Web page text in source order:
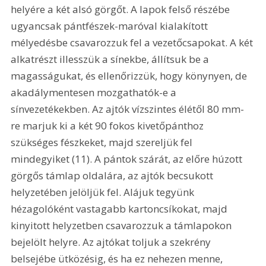
helyére a két alsó görgőt. A lapok felső részébe
ugyancsak pántfészek-maróval kialakított
mélyedésbe csavarozzuk fel a vezetőcsapokat. A két
alkatrészt illesszük a sínekbe, állítsuk be a
magasságukat, és ellenőrizzük, hogy könynyen, de
akadálymentesen mozgathatók-e a
sínvezetékekben. Az ajtók vízszintes élétől 80 mm-
re marjuk ki a két 90 fokos kivetőpánthoz
szükséges fészkeket, majd szereljük fel
mindegyiket (11). A pántok szárát, az előre húzott
görgős támlap oldalára, az ajtók becsukott
helyzetében jelöljük fel. Alájuk tegyünk
hézagolóként vastagabb kartoncsíkokat, majd
kinyitott helyzetben csavarozzuk a támlapokon
bejelölt helyre. Az ajtókat toljuk a szekrény
belsejébe ütközésig, és ha ez nehezen menne,